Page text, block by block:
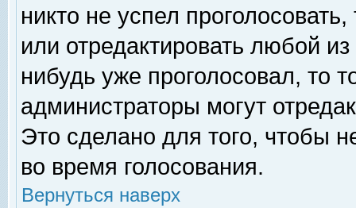
никто не успел
или отредактировать любой
нибудь уже проголосовал, то
администраторы могут
Это сделано для того, чтобы
во время голосования.
Вернуться наверх